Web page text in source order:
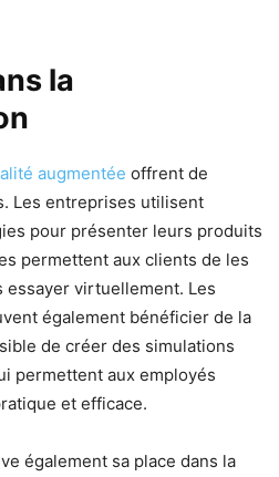
la
augmentée offrent de
Les entreprises utilisent
pour présenter leurs produits
permettent aux clients de les
virtuellement. Les
également bénéficier de la
de créer des simulations
permettent aux employés
et efficace.
également sa place dans la